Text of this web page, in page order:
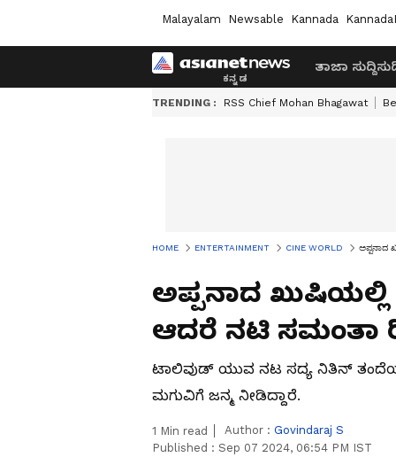
Malayalam Newsable Kannada
ತಾಜಾ ಸುದ್ದಿ
TRENDING : RSS Chief Mohan Bhagawat
HOME ENTERTAINMENT CINE WORLD ಅಪ್ಪನಾದ
ಅಪ್ಪನಾದ
ಆದರೆ ನಟಿ ಸಮಂತಾ
ಟಾಲಿವುಡ್ ಯುವ ನಟ ಸದ್ಯ ನಿತಿನ್
ಮಗುವಿಗೆ ಜನ್ಮ ನೀಡಿದ್ದಾರೆ.
1 Min read Author : Govindaraj S
Published : Sep 07 2024, 06:54 PM IST